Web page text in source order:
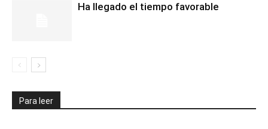
Ha llegado el tiempo favorable
Para leer